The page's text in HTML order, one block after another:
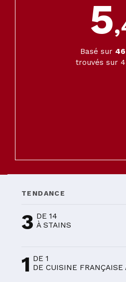
5
Basé sur 46
trouvés sur
TENDANCE
3 DE 14
À STAINS
1 DE 1
DE CUISINE FRANÇAISE